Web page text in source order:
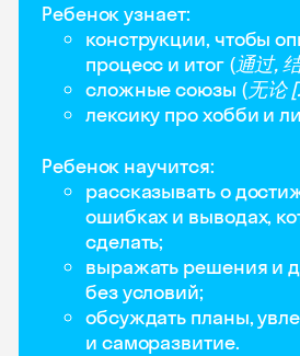
Ребенок узнает:
конструкции, чтобы
процесс и итог (通过,
сложные союзы (无论
лексику про хобби и
Ребенок научится:
рассказывать о
ошибках и выводах,
сделать;
выражать решения и
без условий;
обсуждать планы,
и саморазвитие.